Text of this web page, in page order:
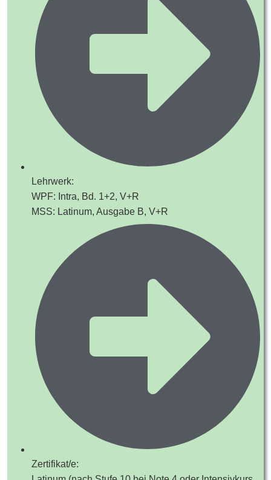
Lehrwerk:
WPF: Intra, Bd. 1+2, V+R
MSS: Latinum, Ausgabe B, V+R
Zertifikat/e: